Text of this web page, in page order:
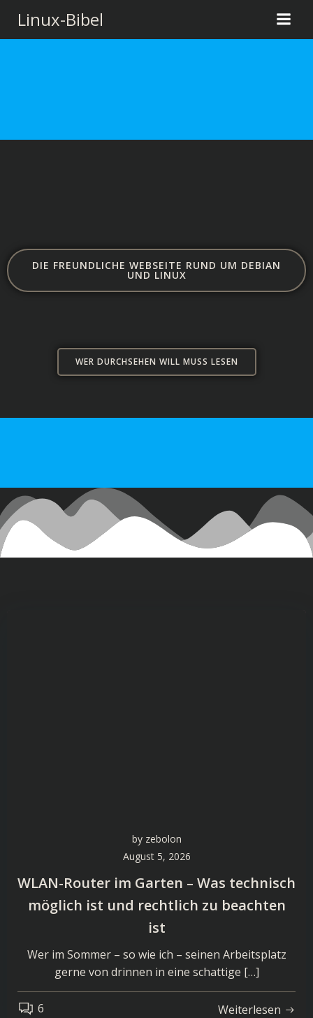
springen
Linux-Bibel
DIE FREUNDLICHE WEBSEITE RUND UM DEBIAN
UND LINUX
WER DURCHSEHEN WILL MUSS LESEN
by zebolon
August 5, 2026
WLAN-Router im Garten – Was technisch
möglich ist und rechtlich zu beachten
ist
Wer im Sommer – so wie ich – seinen Arbeitsplatz
gerne von drinnen in eine schattige […]
6 Weiterlesen